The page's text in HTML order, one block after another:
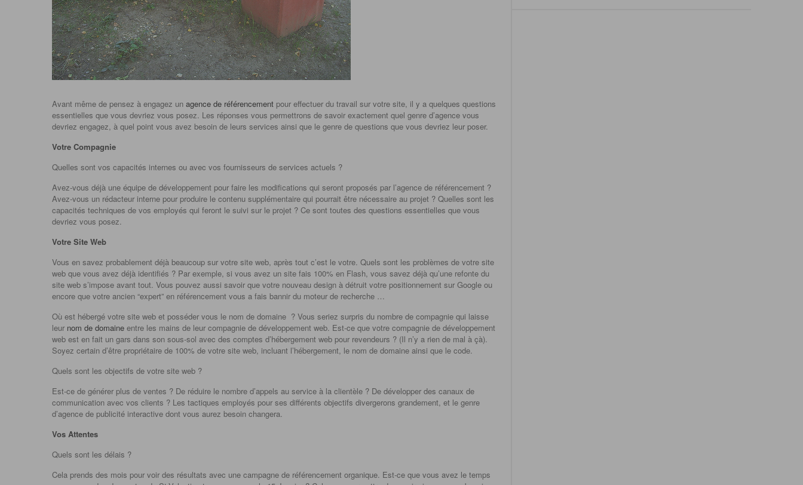
Avant même de pensez à engagez un agence de référencement pour effectuer du travail sur votre site, il y a quelques questions
essentielles que vous devriez vous posez. Les réponses vous permettrons de savoir exactement quel genre d’agence vous
devriez engagez, à quel point vous avez besoin de leurs services ainsi que le genre de questions que vous devriez leur poser.
Votre Compagnie
Quelles sont vos capacités internes ou avec vos fournisseurs de services actuels ?
Avez-vous déjà une équipe de développement pour faire les modifications qui seront proposés par l’agence de référencement ?
Avez-vous un rédacteur interne pour produire le contenu supplémentaire qui pourrait être nécessaire au projet ? Quelles sont les
capacités techniques de vos employés qui feront le suivi sur le projet ? Ce sont toutes des questions essentielles que vous
devriez vous posez.
Votre Site Web
Vous en savez probablement déjà beaucoup sur votre site web, après tout c’est le votre. Quels sont les problèmes de votre site
web que vous avez déjà identifiés ? Par exemple, si vous avez un site fais 100% en Flash, vous savez déjà qu’une refonte du
site web s’impose avant tout. Vous pouvez aussi savoir que votre nouveau design à détruit votre positionnement sur Google ou
encore que votre ancien “expert” en référencement vous a fais bannir du moteur de recherche …
Où est hébergé votre site web et posséder vous le nom de domaine ? Vous seriez surpris du nombre de compagnie qui laisse
leur nom de domaine entre les mains de leur compagnie de développement web. Est-ce que votre compagnie de développement
web est en fait un gars dans son sous-sol avec des comptes d’hébergement web pour revendeurs ? (Il n’y a rien de mal à çà).
Soyez certain d’être propriétaire de 100% de votre site web, incluant l’hébergement, le nom de domaine ainsi que le code.
Quels sont les objectifs de votre site web ?
Est-ce de générer plus de ventes ? De réduire le nombre d’appels au service à la clientèle ? De développer des canaux de
communication avec vos clients ? Les tactiques employés pour ses différents objectifs divergerons grandement, et le genre
d’agence de publicité interactive dont vous aurez besoin changera.
Vos Attentes
Quels sont les délais ?
Cela prends des mois pour voir des résultats avec une campagne de référencement organique. Est-ce que vous avez le temps